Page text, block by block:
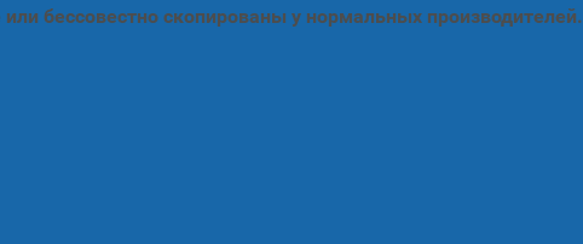
бессовестно скопированы у нормальных производителей.